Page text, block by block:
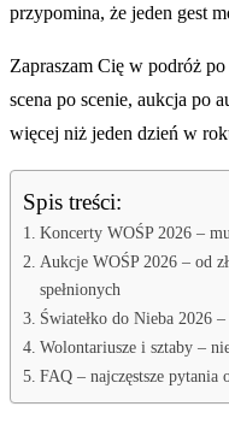
przypomina, że jeden gest
Zapraszam Cię w podróż
scena po scenie, aukcja po
więcej niż jeden dzień w
Spis treści:
Koncerty WOŚP 2026 –
Aukcje WOŚP 2026 – od
spełnionych
Światełko do Nieba 2026
Wolontariusze i sztaby –
FAQ – najczęstsze pytania